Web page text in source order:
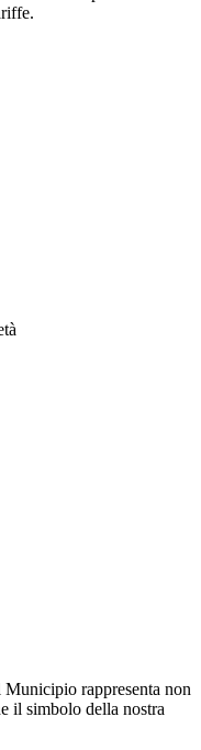
rappresenta non
il simbolo della nostra